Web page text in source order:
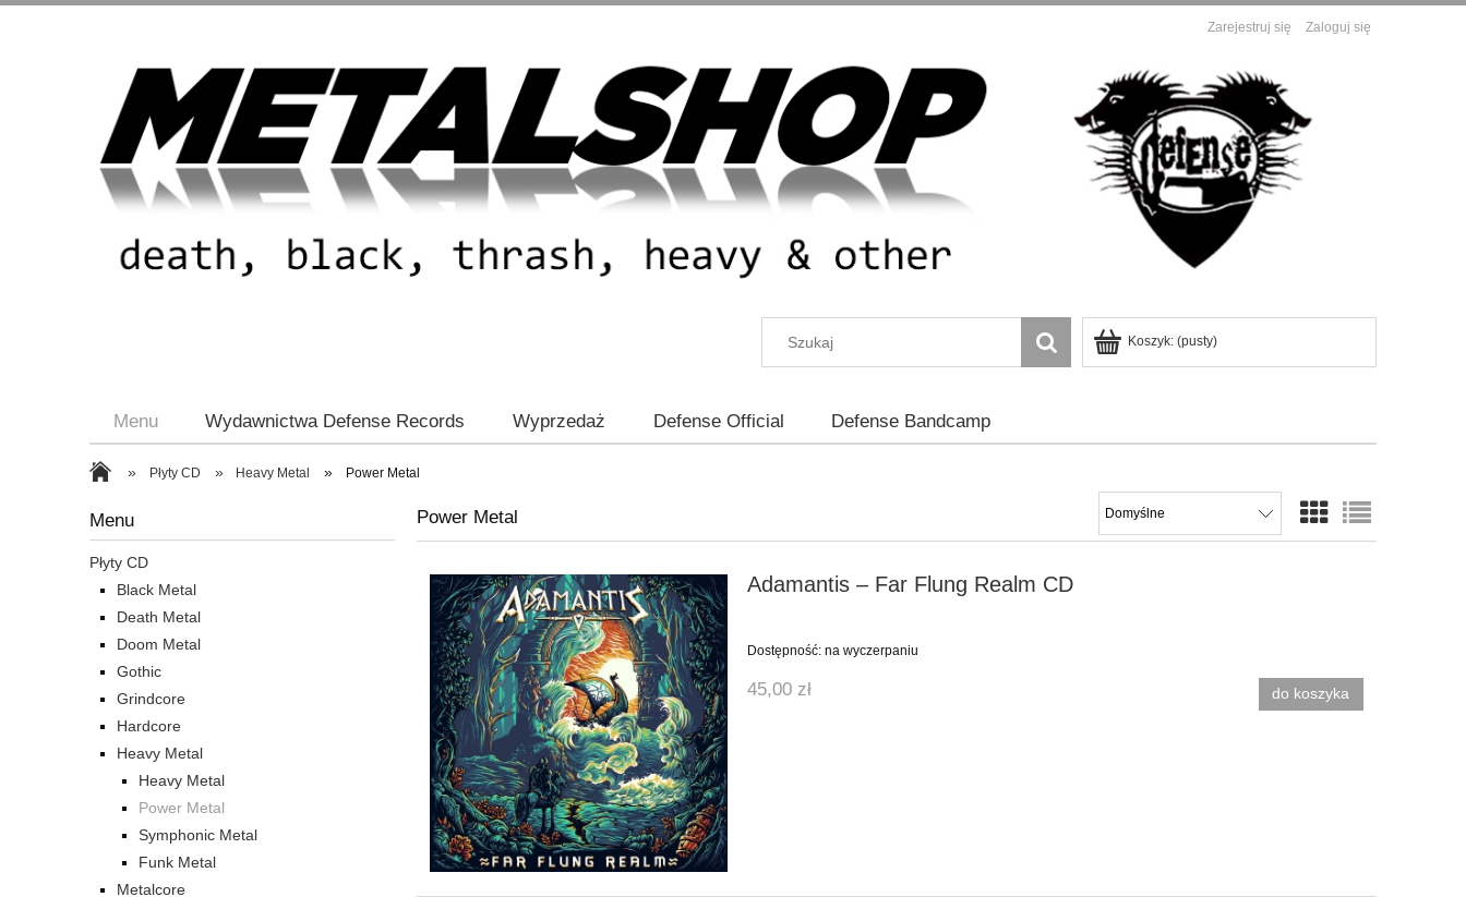
Zarejestruj się Zaloguj się
Koszyk: (pusty)
Menu Wydawnictwa Defense Records Wyprzedaż Defense Official Defense Bandcamp
» Płyty CD » Heavy Metal » Power Metal
Menu
Płyty CD
Black Metal
Death Metal
Doom Metal
Gothic
Grindcore
Hardcore
Heavy Metal
Heavy Metal
Power Metal
Symphonic Metal
Funk Metal
Metalcore
Power Metal
Adamantis ‎– Far Flung Realm CD
Dostępność: na wyczerpaniu
45,00 zł do koszyka